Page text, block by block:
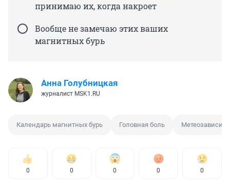
принимаю их, когда накроет
Вообще не замечаю этих ваших
магнитных бурь
Анна Голубницкая
журналист MSK1.RU
Календарь магнитных бурь Головная боль
0 0 0 0 0